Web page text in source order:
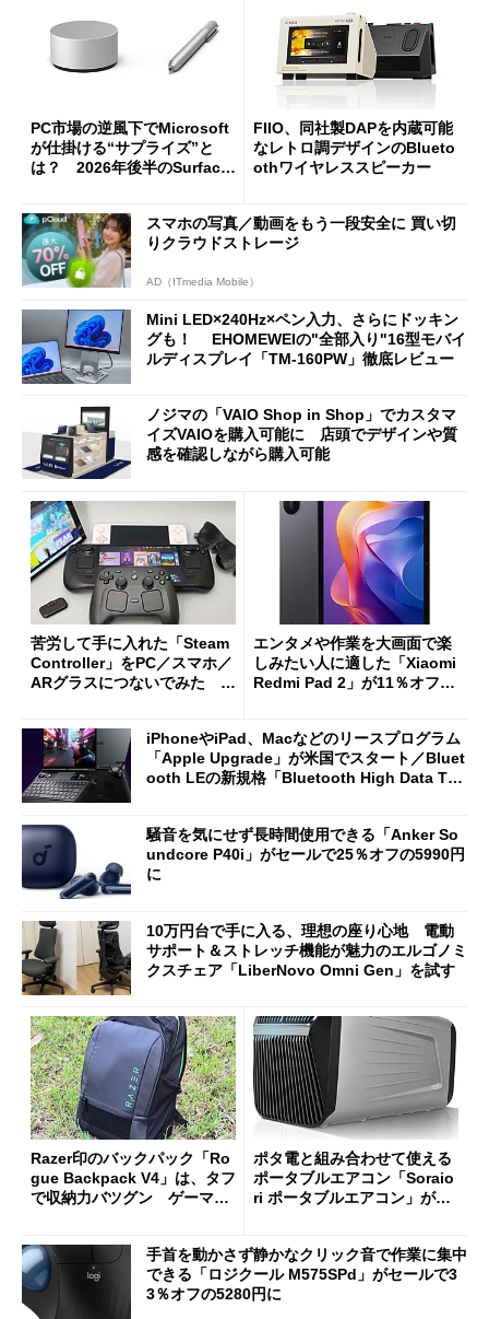
PC市場の逆風下でMicrosoft
が仕掛ける“サプライズ”と
は？ 2026年後半のSurface
FIIO、同社製DAPを内蔵可能
なレトロ調デザインのBlueto
othワイヤレススピーカー
スマホの写真／動画をもう一段安全に 買い切
りクラウドストレージ
AD（ITmedia Mobile）
Mini LED×240Hz×ペン入力、さらにドッキン
グも！ EHOMEWEIの"全部入り"16型モバイ
ルディスプレイ「TM-160PW」徹底レビュー
ノジマの「VAIO Shop in Shop」でカスタマ
イズVAIOを購入可能に 店頭でデザインや質
感を確認しながら購入可能
苦労して手に入れた「Steam
Controller」をPC／スマホ／
ARグラスにつないでみた ゲ
エンタメや作業を大画面で楽
しみたい人に適した「Xiaomi
Redmi Pad 2」が11％オフの
iPhoneやiPad、Macなどのリースプログラム
「Apple Upgrade」が米国でスタート／Bluet
ooth LEの新規格「Bluetooth High Data Thr
騒音を気にせず長時間使用できる「Anker So
undcore P40i」がセールで25％オフの5990円
に
10万円台で手に入る、理想の座り心地 電動
サポート＆ストレッチ機能が魅力のエルゴノミ
クスチェア「LiberNovo Omni Gen」を試す
Razer印のバックパック「Ro
gue Backpack V4」は、タフ
で収納力バツグン ゲーマー
ポタ電と組み合わせて使える
ポータブルエアコン「Soraio
ri ポータブルエアコン」がセ
手首を動かさず静かなクリック音で作業に集中
できる「ロジクール M575SPd」がセールで3
3％オフの5280円に